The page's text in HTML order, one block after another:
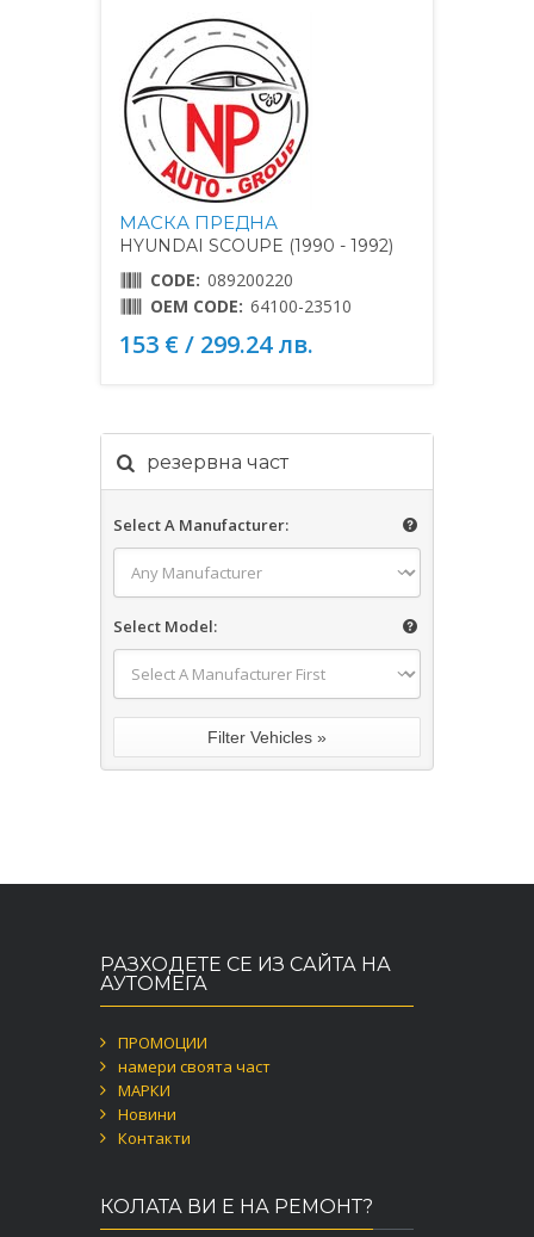
МАСКА ПРЕДНА
HYUNDAI SCOUPE (1990 - 1992)
CODE: 089200220
OEM CODE: 64100-23510
153 € / 299.24 лв.
резервна част
Select A Manufacturer:
Select Model:
РАЗХОДЕТЕ СЕ ИЗ САЙТА НА
АУТОМЕГА
ПРОМОЦИИ
намери своята част
МАРКИ
Новини
Контакти
КОЛАТА ВИ Е НА РЕМОНТ?